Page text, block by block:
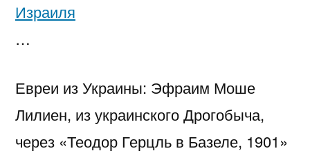
Израиля
…
Евреи из Украины: Эфраим Моше
Лилиен, из украинского Дрогобыча,
через «Теодор Герцль в Базеле, 1901»